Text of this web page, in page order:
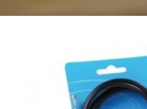
Originele AGM-onderdelen